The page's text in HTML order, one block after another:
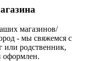
магазинов/
- мы свяжемся с
или родственник,
оформлен.